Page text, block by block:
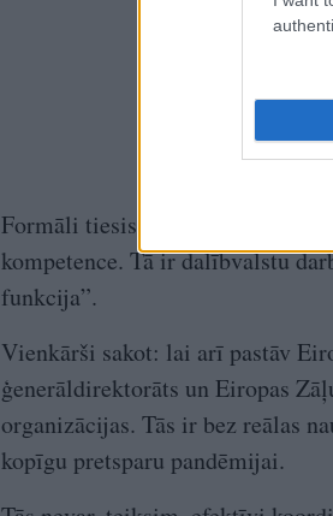
Formāli tiesiskā pieeja teiktu:
kompetence. Tā ir dalībvalstu
funkcija”.
Vienkārši sakot: lai arī pastāv
ģenerāldirektorāts un Eiropas
organizācijas. Tās ir bez reālas
kopīgu pretsparu pandēmijai.